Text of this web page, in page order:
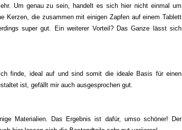
Um genau zu sein, handelt es sich hier nicht einmal um
Kerzen, die zusammen mit einigen Zapfen auf einem Tablett
super gut. Ein weiterer Vorteil? Das Ganze lässt sich
finde, ideal auf und sind somit die ideale Basis für einen
ist, gefällt mir auch ausgesprochen gut.
Materialien. Das Ergebnis ist dafür, umso schöner! Der